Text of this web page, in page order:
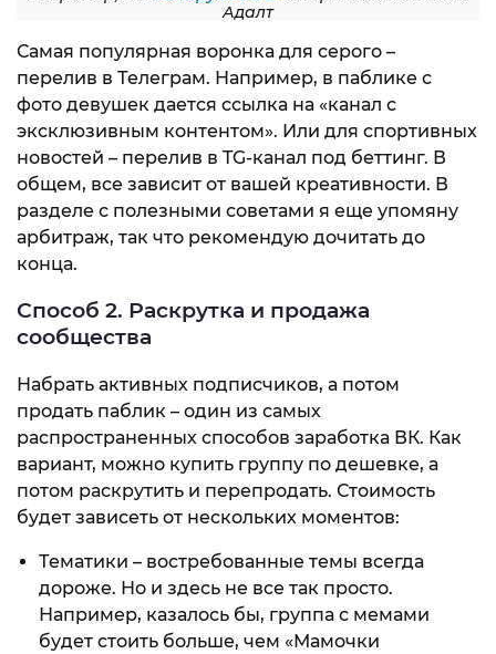
Адалт
Самая популярная воронка для серого –
перелив в Телеграм. Например, в паблике с
фото девушек дается ссылка на «канал с
эксклюзивным контентом». Или для спортивных
новостей – перелив в TG-канал под беттинг. В
общем, все зависит от вашей креативности. В
разделе с полезными советами я еще упомяну
арбитраж, так что рекомендую дочитать до
конца.
Способ 2. Раскрутка и продажа
сообщества
Набрать активных подписчиков, а потом
продать паблик – один из самых
распространенных способов заработка ВК. Как
вариант, можно купить группу по дешевке, а
потом раскрутить и перепродать. Стоимость
будет зависеть от нескольких моментов:
Тематики – востребованные темы всегда
дороже. Но и здесь не все так просто.
Например, казалось бы, группа с мемами
будет стоить больше, чем «Мамочки